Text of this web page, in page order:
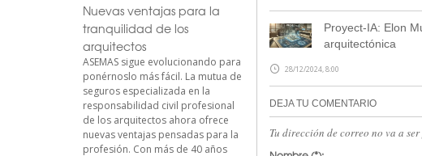
Proyect-IA: Elon
arquitectónica
28/12/2024, 8:00
DEJA TU COMENTARIO
Tu dirección de correo no va a
Nuevas ventajas para la
tranquilidad de los
arquitectos
ASEMAS sigue evolucionando para
ponérnoslo más fácil. La mutua de
seguros especializada en la
responsabilidad civil profesional
de los arquitectos ahora ofrece
nuevas ventajas pensadas para la
profesión. Con más de 40 años